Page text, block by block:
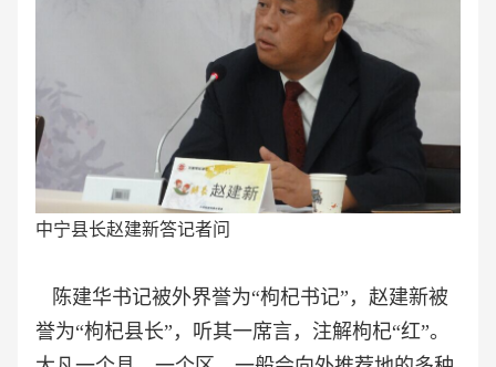
中宁县长赵建新答记者问
陈建华书记被外界誉为“枸杞书记”，赵建新被
誉为“枸杞县长”，听其一席言，注解枸杞“红”。